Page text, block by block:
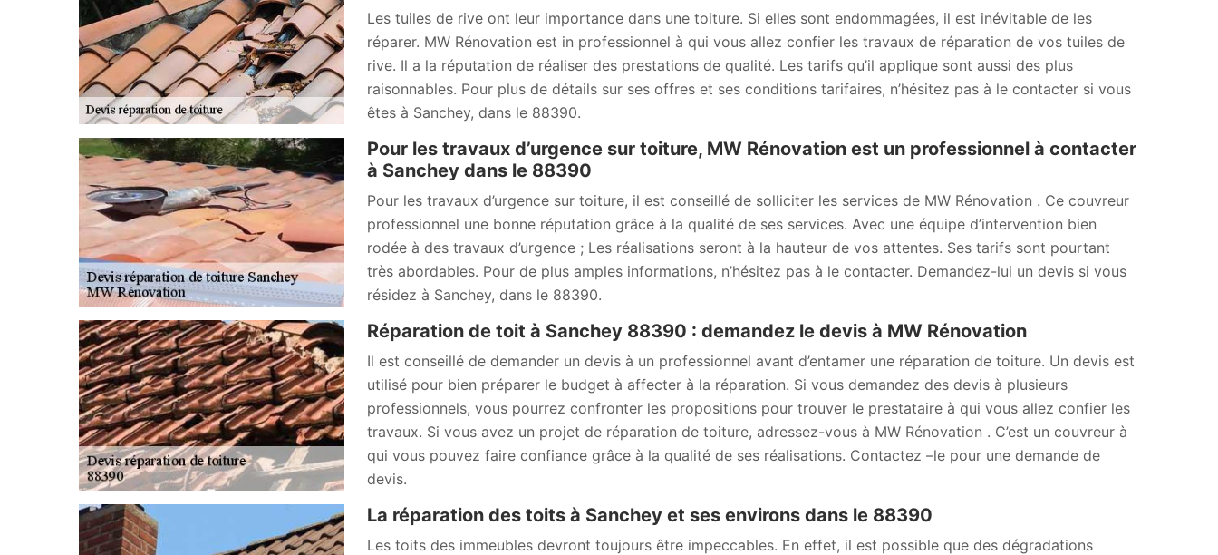
Les tuiles de rive ont leur importance dans une toiture. Si elles sont endommagées, il est inévitable de les
réparer. MW Rénovation est in professionnel à qui vous allez confier les travaux de réparation de vos tuiles de
rive. Il a la réputation de réaliser des prestations de qualité. Les tarifs qu’il applique sont aussi des plus
raisonnables. Pour plus de détails sur ses offres et ses conditions tarifaires, n’hésitez pas à le contacter si vous
êtes à Sanchey, dans le 88390.
Pour les travaux d’urgence sur toiture, MW Rénovation est un professionnel à contacter
à Sanchey dans le 88390
Pour les travaux d’urgence sur toiture, il est conseillé de solliciter les services de MW Rénovation . Ce couvreur
professionnel une bonne réputation grâce à la qualité de ses services. Avec une équipe d’intervention bien
rodée à des travaux d’urgence ; Les réalisations seront à la hauteur de vos attentes. Ses tarifs sont pourtant
très abordables. Pour de plus amples informations, n’hésitez pas à le contacter. Demandez-lui un devis si vous
résidez à Sanchey, dans le 88390.
Réparation de toit à Sanchey 88390 : demandez le devis à MW Rénovation
Il est conseillé de demander un devis à un professionnel avant d’entamer une réparation de toiture. Un devis est
utilisé pour bien préparer le budget à affecter à la réparation. Si vous demandez des devis à plusieurs
professionnels, vous pourrez confronter les propositions pour trouver le prestataire à qui vous allez confier les
travaux. Si vous avez un projet de réparation de toiture, adressez-vous à MW Rénovation . C’est un couvreur à
qui vous pouvez faire confiance grâce à la qualité de ses réalisations. Contactez –le pour une demande de
devis.
La réparation des toits à Sanchey et ses environs dans le 88390
Les toits des immeubles devront toujours être impeccables. En effet, il est possible que des dégradations